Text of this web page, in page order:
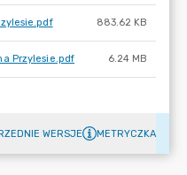
883.62 KB
Przylesie.pdf 6.24 MB
WERSJE METRYCZKA